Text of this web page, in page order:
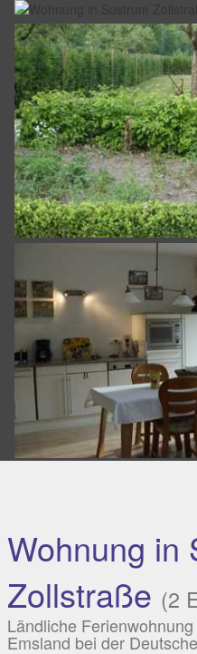
Wohnung in
Zollstraße (2
Ländliche
Emsland bei der